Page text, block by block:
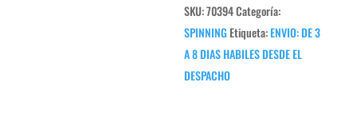
SKU:70394Categoría:
SPINNING Etiqueta:ENVIO: DE 3
A 8 DIAS HABILES DESDE EL
DESPACHO